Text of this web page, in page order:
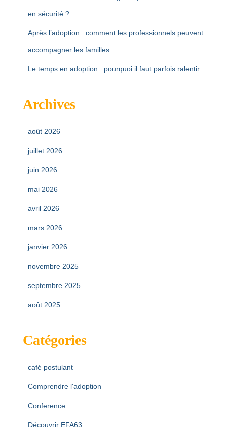
en sécurité ?
Après l’adoption : comment les professionnels peuvent
accompagner les familles
Le temps en adoption : pourquoi il faut parfois ralentir
Archives
août 2026
juillet 2026
juin 2026
mai 2026
avril 2026
mars 2026
janvier 2026
novembre 2025
septembre 2025
août 2025
Catégories
café postulant
Comprendre l'adoption
Conference
Découvrir EFA63